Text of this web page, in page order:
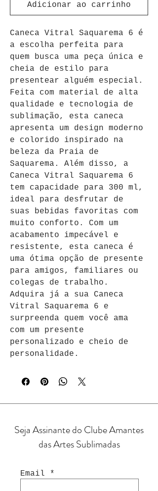
Adicionar ao carrinho
Caneca Vitral Saquarema 6 é
a escolha perfeita para
quem busca uma peça única e
cheia de estilo para
presentear alguém especial.
Feita com material de alta
qualidade e tecnologia de
sublimação, esta caneca
apresenta um design moderno
e colorido inspirado na
beleza da Praia de
Saquarema. Além disso, a
Caneca Vitral Saquarema 6
tem capacidade para 300 ml,
ideal para desfrutar de
suas bebidas favoritas com
muito conforto. Com um
acabamento impecável e
resistente, esta caneca é
uma ótima opção de presente
para amigos, familiares ou
colegas de trabalho.
Adquira já a sua Caneca
Vitral Saquarema 6 e
surpreenda quem você ama
com um presente
personalizado e cheio de
personalidade.
Seja Assinante do Clube Amantes
das Artes Sublimadas
Email